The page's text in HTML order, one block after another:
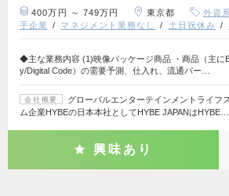
400万円 ～ 749万円 東京都 外資
手企業
マネジメント業務なし 土日祝休み
◆主な業務内容 (1)映像パッケージ商品 ・商品（主に
y/Digital Code）の需要予測、仕入れ、流通パー…
会社概要
グローバルエンターテインメントライフ
ム企業HYBEの日本本社としてHYBE JAPANはHYBE…
興味あり